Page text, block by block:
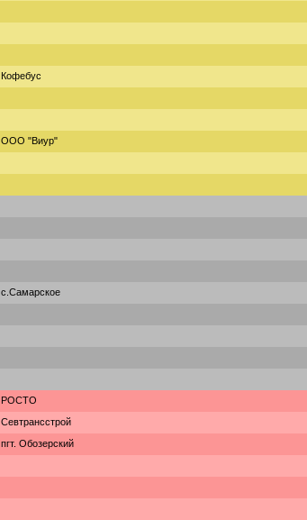
Кофебус
ООО "Виур"
с.Самарское
РОСТО
Севтрансстрой
пгт. Обозерский